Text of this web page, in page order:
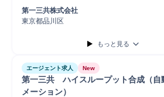
診断薬 検証
第一三共株式会社
東京都品川区
もっと見る
エージェント求人 New
第一三共　ハイスループット合成（自
メーション）